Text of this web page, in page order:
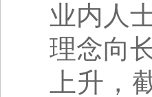
业内人
理念向
上升，